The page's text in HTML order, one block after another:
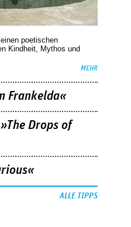
poetischen
Kindheit, Mythos und
MEHR
Frankelda«
Drops of
ALLE TIPPS